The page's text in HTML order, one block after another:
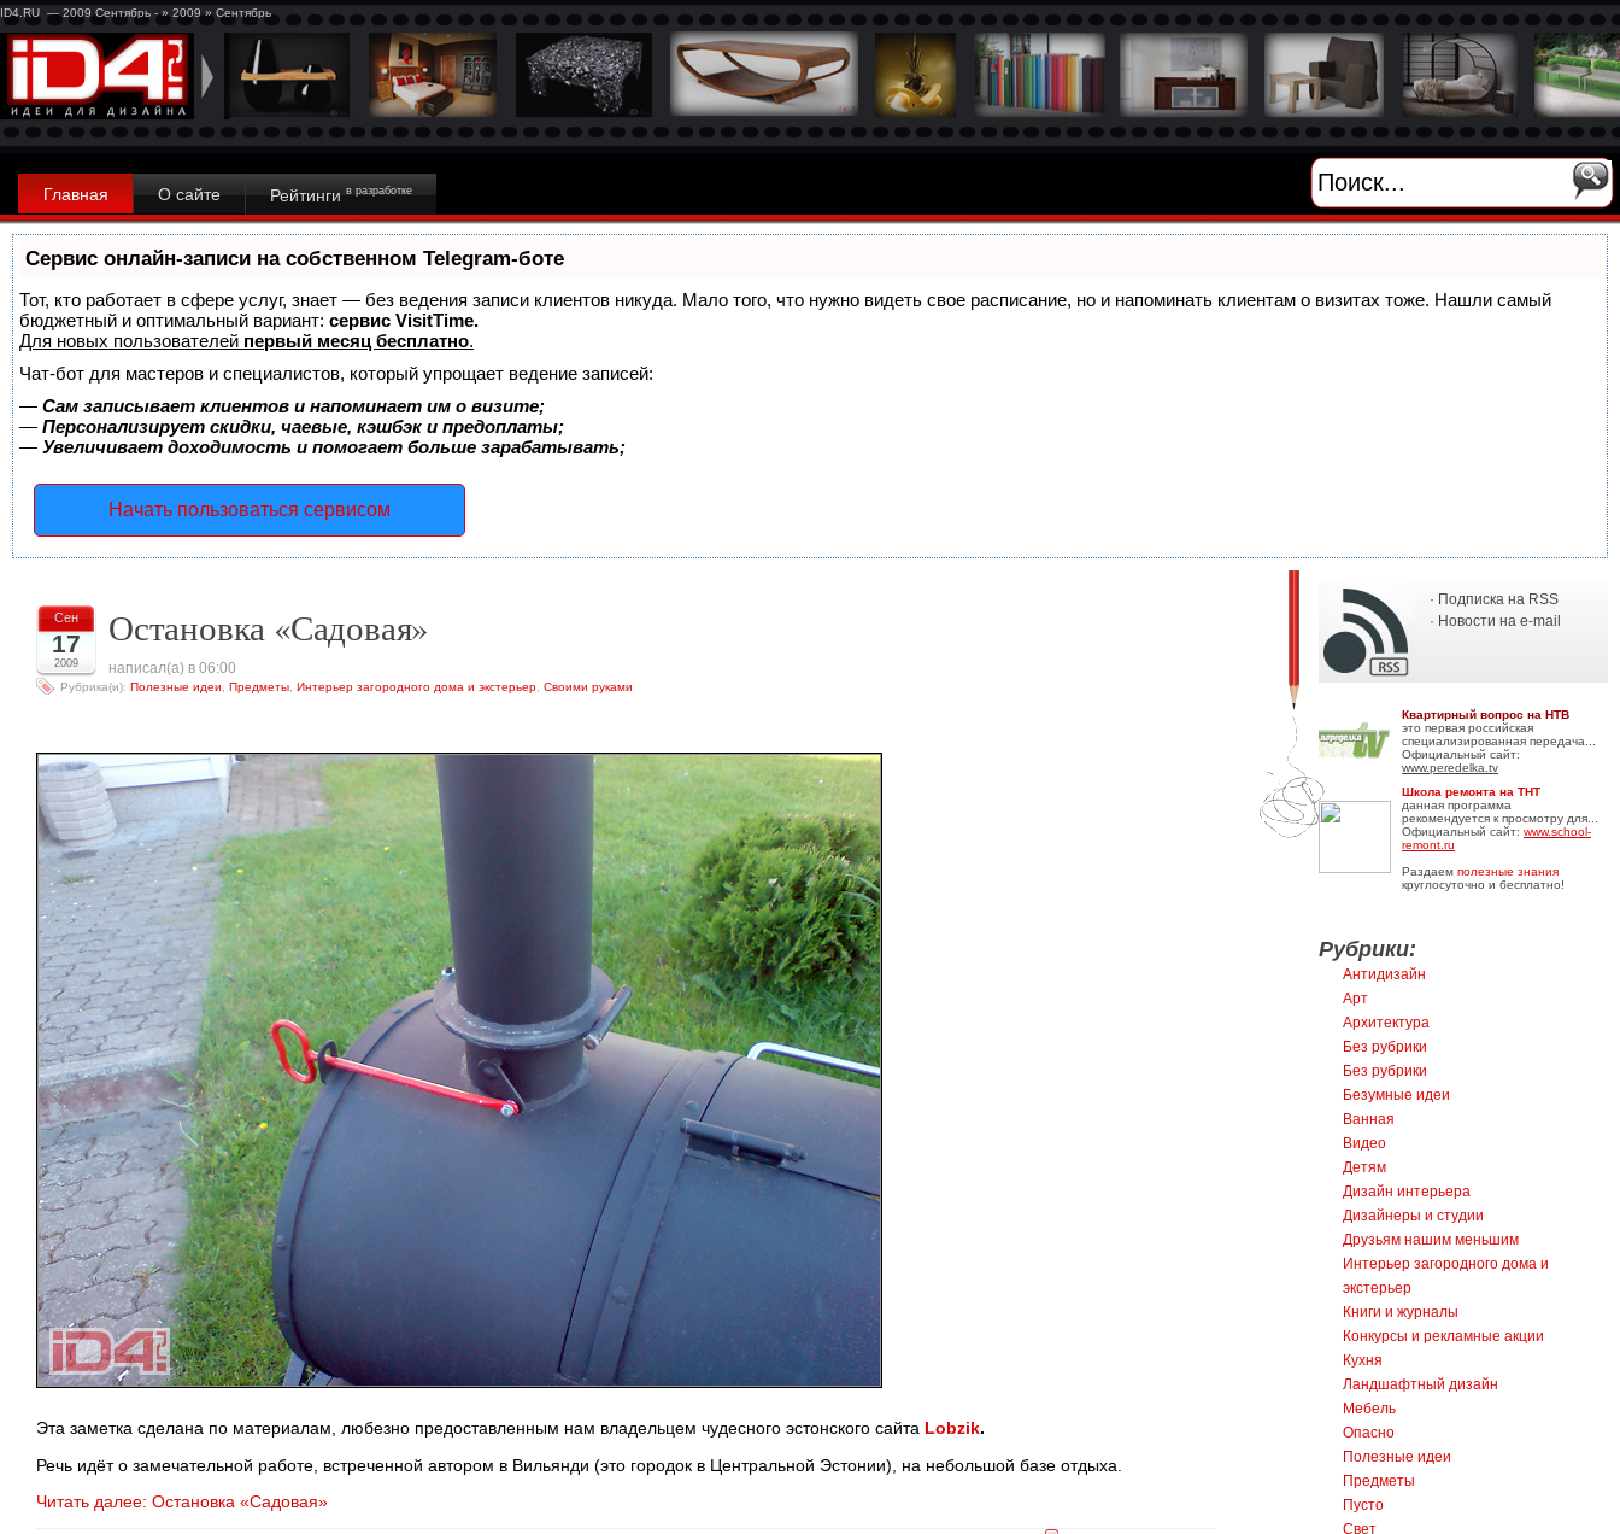
ID4.RU — 2009 Сентябрь - » 2009 » Сентябрь
Главная О сайте Рейтинги в разработке
Сервис онлайн-записи на собственном Telegram-боте
Тот, кто работает в сфере услуг, знает — без ведения записи клиентов никуда. Мало того, что нужно видеть свое расписание, но и напоминать клиентам о визитах тоже. Нашли самый
бюджетный и оптимальный вариант: сервис VisitTime.
Для новых пользователей первый месяц бесплатно.
Чат-бот для мастеров и специалистов, который упрощает ведение записей:
— Сам записывает клиентов и напоминает им о визите;
— Персонализирует скидки, чаевые, кэшбэк и предоплаты;
— Увеличивает доходимость и помогает больше зарабатывать;
Начать пользоваться сервисом
Сен
17
2009
Остановка «Садовая»
написал(а) в 06:00
Рубрика(и): Полезные идеи Предметы Интерьер загородного дома и экстерьер Своими руками
Эта заметка сделана по материалам, любезно предоставленным нам владельцем чудесного эстонского сайта Lobzik.
Речь идёт о замечательной работе, встреченной автором в Вильянди (это городок в Центральной Эстонии), на небольшой базе отдыха.
Читать далее: Остановка «Садовая»
· Подписка на RSS
· Новости на e-mail
Квартирный вопрос на НТВ
это первая российская
специализированная передача...
Официальный сайт:
www.peredelka.tv
Школа ремонта на ТНТ
данная программа
рекомендуется к просмотру для...
Официальный сайт: www.school-
remont.ru
Раздаем полезные знания
круглосуточно и бесплатно!
Рубрики:
Антидизайн
Арт
Архитектура
Без рубрики
Без рубрики
Безумные идеи
Ванная
Видео
Детям
Дизайн интерьера
Дизайнеры и студии
Друзьям нашим меньшим
Интерьер загородного дома и
экстерьер
Книги и журналы
Конкурсы и рекламные акции
Кухня
Ландшафтный дизайн
Мебель
Опасно
Полезные идеи
Предметы
Пусто
Свет